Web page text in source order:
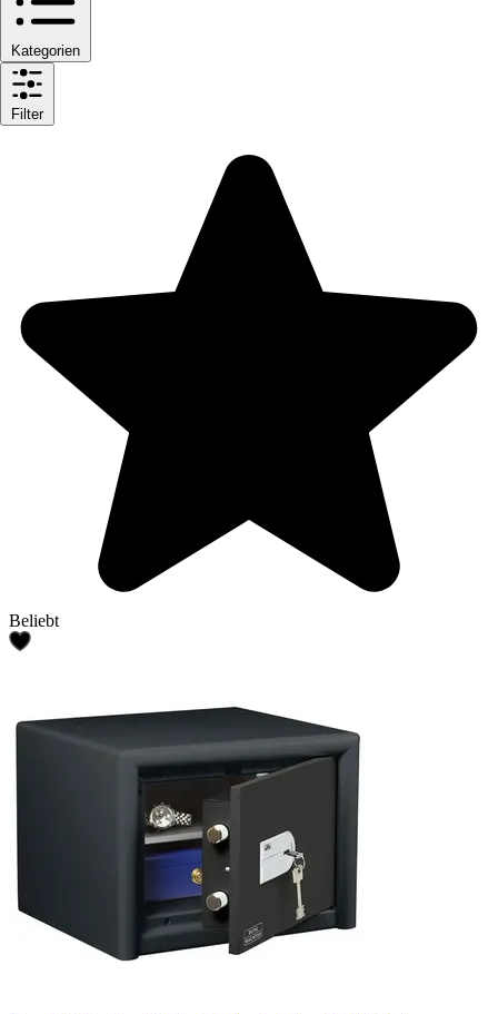
Kategorien
Filter
Beliebt